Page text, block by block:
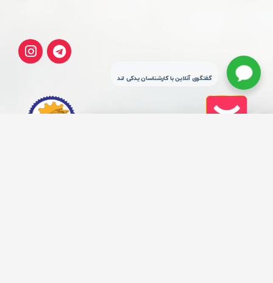
گفتگوی آنلاین با کارشناسان یدکی لند